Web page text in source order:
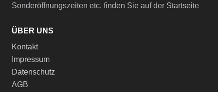
Sonderöffnungszeiten etc. finden Sie auf der Startseite
ÜBER UNS
Kontakt
Impressum
Datenschutz
AGB